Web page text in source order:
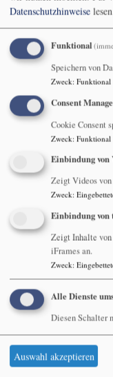
dem Christfest 27.
1.
Datenschutzhinweise
Funktional
Speichern von
Zweck: Funktional
Consent
Cookie Consent
Zweck: Funktional
Einbindung von
Zeigt Videos von
Zweck:
Einbindung von
Zeigt Inhalte
iFrames an.
Zweck:
Alle Dienste
Diesen Schalter
Auswahl akzeptieren